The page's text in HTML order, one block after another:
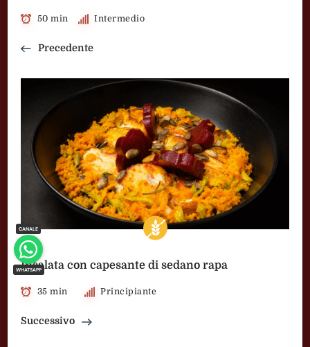
50 min Intermedio
Precedente
Insalata con capesante di sedano rapa
35 min Principiante
Successivo